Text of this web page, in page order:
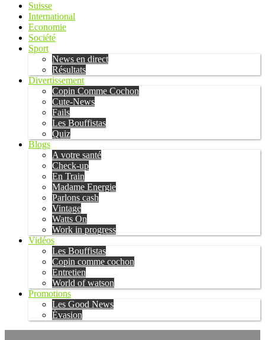
Suisse
International
Economie
Société
Sport
News en direct
Résultats
Divertissement
Copin Comme Cochon
Cute-News
Fails
Les Bouffistas
Quiz
Blogs
A votre santé
Check-up
En Train
Madame Energie
Parlons cash
Vintage
Watts On
Work in progress
Vidéos
Les Bouffistas
Copin comme cochon
Entretien
World of watson
Promotions
Les Good News
Évasion